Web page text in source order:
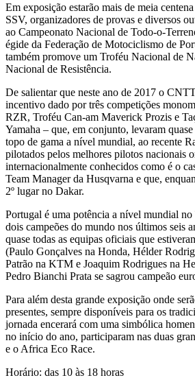
Em exposição estarão mais de meia
SSV, organizadores de provas e diversos
ao Campeonato Nacional de Todo-o-
égide da Federação de Motociclismo de
também promove um Troféu Nacional de
Nacional de Resistência.
De salientar que neste ano de 2017 o
incentivo dado por três competições
RZR, Troféu Can-am Maverick Prozis e
Yamaha – que, em conjunto, levaram quase
topo de gama a nível mundial, ao recente
pilotados pelos melhores pilotos nacionais
internacionalmente conhecidos como é o
Team Manager da Husqvarna e que,
2º lugar no Dakar.
Portugal é uma potência a nível mundial
dois campeões do mundo nos últimos seis
quase todas as equipas oficiais que
(Paulo Gonçalves na Honda, Hélder
Patrão na KTM e Joaquim Rodrigues na
Pedro Bianchi Prata se sagrou campeão
Para além desta grande exposição onde
presentes, sempre disponíveis para os
jornada encerará com uma simbólica
no início do ano, participaram nas duas
e o Africa Eco Race.
Horário: das 10 às 18 horas